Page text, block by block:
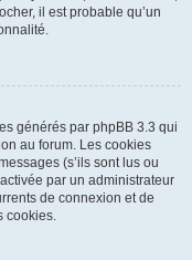
il est probable qu’un
générés par phpBB 3.3 qui
au forum. Les cookies
(s’ils sont lus ou
par un administrateur
de connexion et de
cookies.